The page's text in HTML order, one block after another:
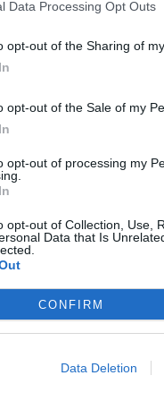
Data Processing Opt Outs
opt-out of the Sharing of
opt-out of the Sale of my
opt-out of processing my
opt-out of Collection, Use,
Data that Is
CONFIRM
Data Deletion
era cumplir
prohibidos.
ruleta, bailar el
elegir entre quesos
(hoy se llama
Darrigade y
fronteriza de
anuncio
y no el de
provoca el
preferida de
de actualidad.